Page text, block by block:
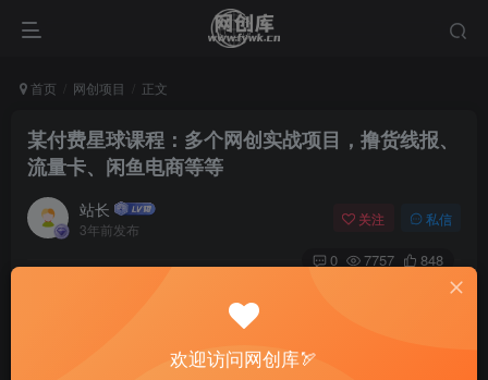
首页 网创项目 正文
某付费星球课程：多个网创实战项目，撸货线报、
流量卡、闲鱼电商等等
站长
3年前发布
关注 私信
0 7757 848
欢迎访问网创库🏹